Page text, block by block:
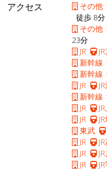
アクセス
その他
徒歩 8分
その他
23分
JR
新幹線
新幹線
JR
新幹線
JR
JR
東武
JR
JR
JR